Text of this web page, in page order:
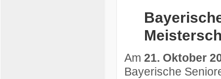
Am 21. Oktober
Bayerische